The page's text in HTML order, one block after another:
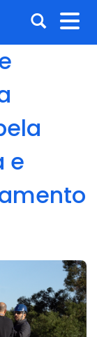
Abrir
a
e